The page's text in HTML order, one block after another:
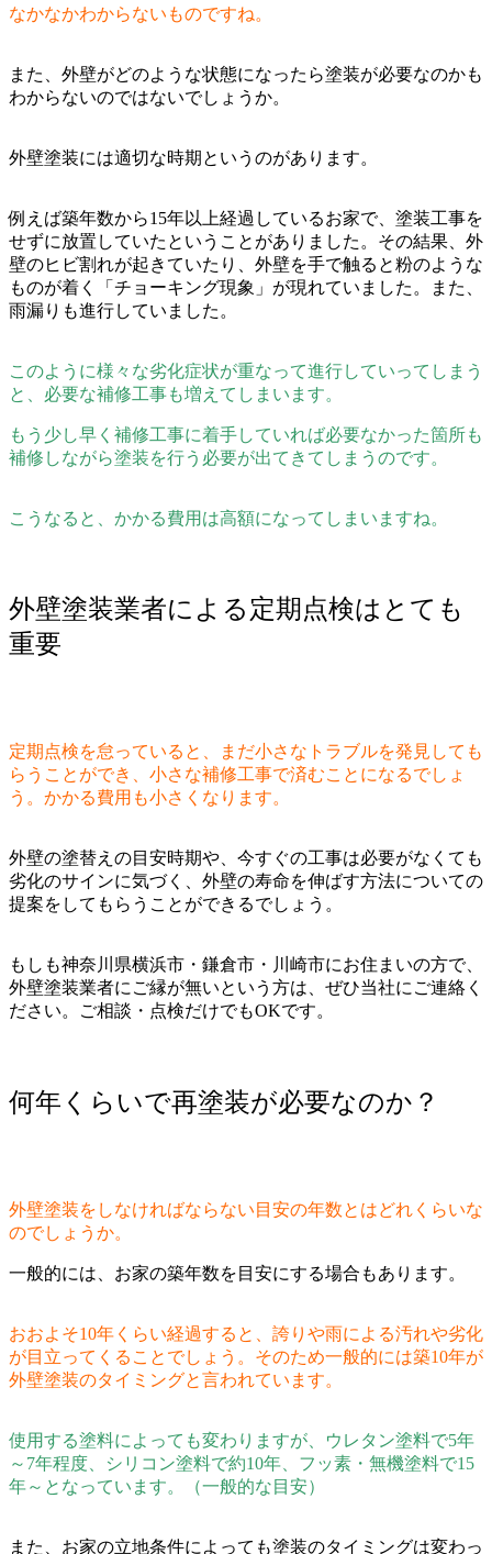
なかなかわからないものですね。
また、外壁がどのような状態になったら塗装が必要なのかも
わからないのではないでしょうか。
外壁塗装には適切な時期というのがあります。
例えば築年数から15年以上経過しているお家で、塗装工事を
せずに放置していたということがありました。 その結果、外
壁のヒビ割れが起きていたり、外壁を手で触ると粉のような
ものが着く「チョーキング現象」が現れていました。
また、
雨漏りも進行していました。
このように様々な劣化症状が重なって進行していってしまう
と、必要な補修工事も増えてしまいます。
もう少し早く補修工事に着手していれば必要なかった箇所も
補修しながら塗装を行う必要が出てきてしまうのです。
こうなると、かかる費用は高額になってしまいますね。
外壁塗装業者による定期点検はとても
重要
定期点検を怠っていると、まだ小さなトラブルを発見しても
らうことができ、小さな補修工事で済むことになるでしょ
う。かかる費用も小さくなります。
外壁の塗替えの目安時期や、今すぐの工事は必要がなくても
劣化のサインに気づく、外壁の寿命を伸ばす方法についての
提案をしてもらうことができるでしょう。
もしも神奈川県横浜市・鎌倉市・川崎市にお住まいの方で、
外壁塗装業者にご縁が無いという方は、ぜひ当社にご連絡く
ださい。ご相談・点検だけでもOKです。
何年くらいで再塗装が必要なのか？
外壁塗装をしなければならない目安の年数とはどれくらいな
のでしょうか。
一般的には、お家の築年数を目安にする場合もあります。
おおよそ10年くらい経過すると、誇りや雨による汚れや劣化
が目立ってくることでしょう。そのため一般的には築10年が
外壁塗装のタイミングと言われています。
使用する塗料によっても変わりますが、ウレタン塗料で5年
～7年程度、シリコン塗料で約10年、フッ素・無機塗料で15
年～となっています。（一般的な目安）
また、お家の立地条件によっても塗装のタイミングは変わっ